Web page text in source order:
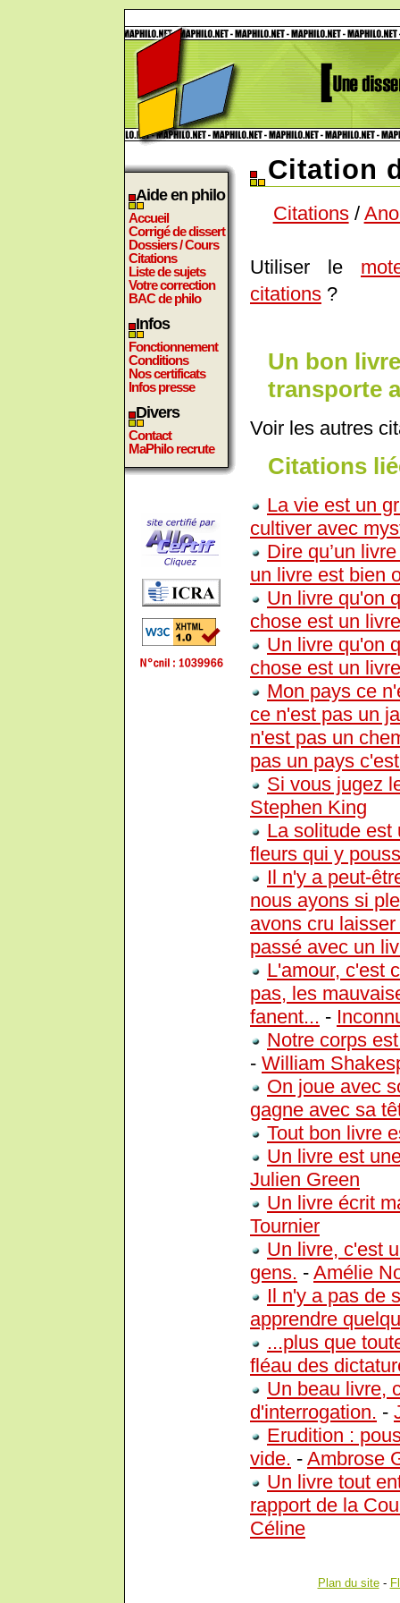
Aide en philo
Accueil
Corrigé de dissert
Dossiers / Cours
Citations
Liste de sujets
Votre correction
BAC de philo
Infos
Fonctionnement
Conditions
Nos certificats
Infos presse
Divers
Contact
MaPhilo recrute
Citation
Citations/
Utiliser le
citations ?
Un bon
transporte
Voir les autres
Citations
La vie est un
cultiver avec
Dire qu’un
un livre est bien
Un livre qu'on
chose est un
Un livre qu'on
chose est un
Mon pays ce
ce n'est pas un
n'est pas un
pas un pays
Si vous jugez
Stephen King
La solitude est
fleurs qui y
Il n'y a peut-
nous ayons si
avons cru
passé avec un
L'amour, c'est
pas, les
fanent... -
Notre corps
- William
On joue avec
gagne avec sa
Tout bon livre
Un livre est
Julien Green
Un livre écrit
Tournier
Un livre, c'est
gens. - Amélie
Il n'y a pas de
apprendre
...plus que
fléau des
Un beau livre,
d'interrogation. -
Erudition :
vide. - Ambrose
Un livre tout
rapport de la
Céline
Plan du site-